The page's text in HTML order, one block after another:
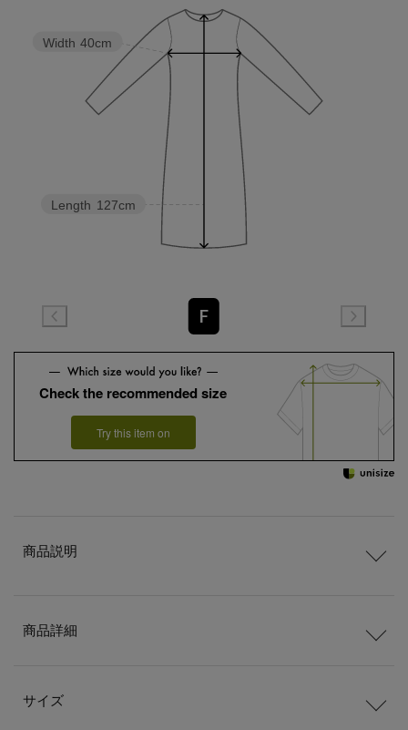
Length 127cm
Width 40cm
F
Check the recommended size
Try this item on
商品説明
商品詳細
サイズ